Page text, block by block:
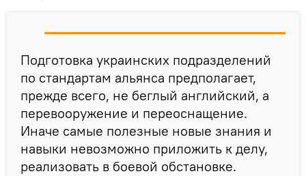
Подготовка украинских подразделений
по стандартам альянса предполагает,
прежде всего, не беглый английский, а
перевооружение и переоснащение.
Иначе самые полезные новые знания и
навыки невозможно приложить к делу,
реализовать в боевой обстановке.